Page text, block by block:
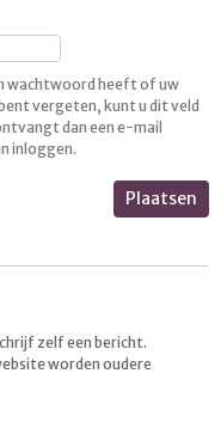
wachtwoord heeft of uw
vergeten, kunt u dit veld
dan een e-mail
inloggen.
Plaatsen
zelf een bericht.
worden oudere